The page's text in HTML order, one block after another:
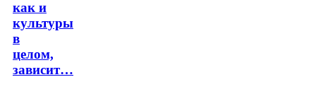
как и
культуры
в
целом,
зависит…